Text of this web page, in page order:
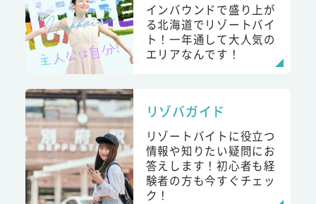
インバウンドで盛り上が
る北海道でリゾートバイ
ト！一年通して大人気の
エリアなんです！
リゾバガイド
リゾートバイトに役立つ
情報や知りたい疑問にお
答えします！初心者も経
験者の方も今すぐチェッ
ク！